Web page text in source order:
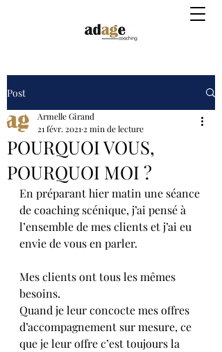
Post
POURQUOI VOUS,
POURQUOI MOI ?
Armelle Girand
21 févr. 2021 2 min de lecture
En préparant hier matin une séance
de coaching scénique, j’ai pensé à
l’ensemble de mes clients et j’ai eu
envie de vous en parler.
Mes clients ont tous les mêmes
besoins.
Quand je leur concocte mes offres
d’accompagnement sur mesure, ce
que je leur offre c’est toujours la